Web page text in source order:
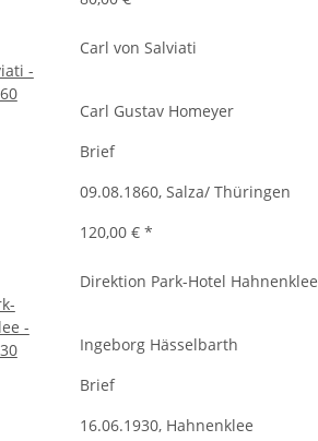
Carl von Salviati
Carl Gustav Homeyer
Brief
09.08.1860, Salza/ Thüringen
120,00 €*
Direktion Park-Hotel Hahnenklee
Ingeborg Hässelbarth
Brief
16.06.1930, Hahnenklee